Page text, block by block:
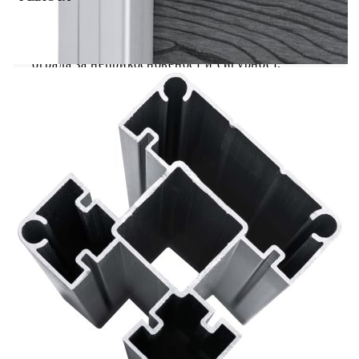
Този панелен комплект за ограда може да се
използва като градинска бариера или жилищна
ограда за неприкосновеност и сигурност.
Изработена от WPC (дървонапълнен полимерен
композит), градинската ограда е издръжлива и
устойчива на гниене или ръжда. Градинската
преграда има принт на дървесни шарки от
едната страна и обикновен принт от другата
страна, така че можете да изберете дизайна,
който ви харесва повече. Благодарение на
алуминиевия горен профил, дъските на оградата
могат да бъдат плътно прикрепени една за
друга, което увеличава тяхната твърдост и
здравина при удар. Проектирани с модулната
система, дъските за ограда са лесни за
инсталиране и ви позволяват свободно да
разширявате оградата. Тези стълбове имат три
слота, които ви позволяват да сглобите оградата
по различни начини – в права линия (180
градуса), под прав ъгъл (90 градуса) или в „Т“
-форма. Многофункционалните стоманени
крачета могат да бъдат фиксирани по два
начина. Първият е като ги завиете върху